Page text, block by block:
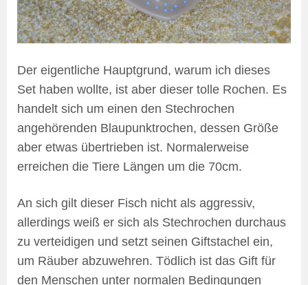
Der eigentliche Hauptgrund, warum ich dieses
Set haben wollte, ist aber dieser tolle Rochen. Es
handelt sich um einen den Stechrochen
angehörenden Blaupunktrochen, dessen Größe
aber etwas übertrieben ist. Normalerweise
erreichen die Tiere Längen um die 70cm.
An sich gilt dieser Fisch nicht als aggressiv,
allerdings weiß er sich als Stechrochen durchaus
zu verteidigen und setzt seinen Giftstachel ein,
um Räuber abzuwehren. Tödlich ist das Gift für
den Menschen unter normalen Bedingungen